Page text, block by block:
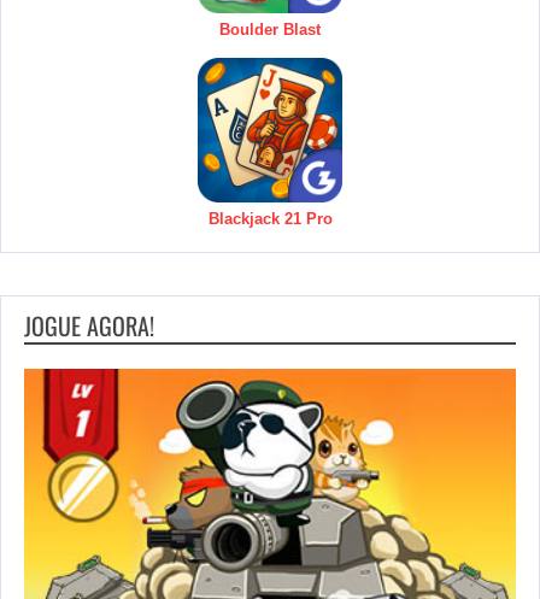
Boulder Blast
Blackjack 21 Pro
JOGUE AGORA!